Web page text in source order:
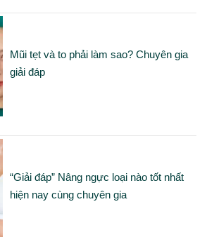
Mũi tẹt và to phải làm sao? Chuyên gia
giải đáp
“Giải đáp” Nâng ngực loại nào tốt nhất
hiện nay cùng chuyên gia